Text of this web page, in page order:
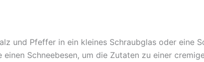
und Pfeffer in ein kleines Schraubglas oder eine
Schneebesen, um die Zutaten zu einer